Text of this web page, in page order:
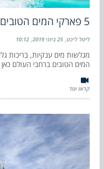
5 פארקי המים הטובים בעולם
ליטל ליכט 25 ביוני 2019 10:12
מגלשות מים ענקיות, בריכות
המים הטובים ברחבי העולם
קראו עוד